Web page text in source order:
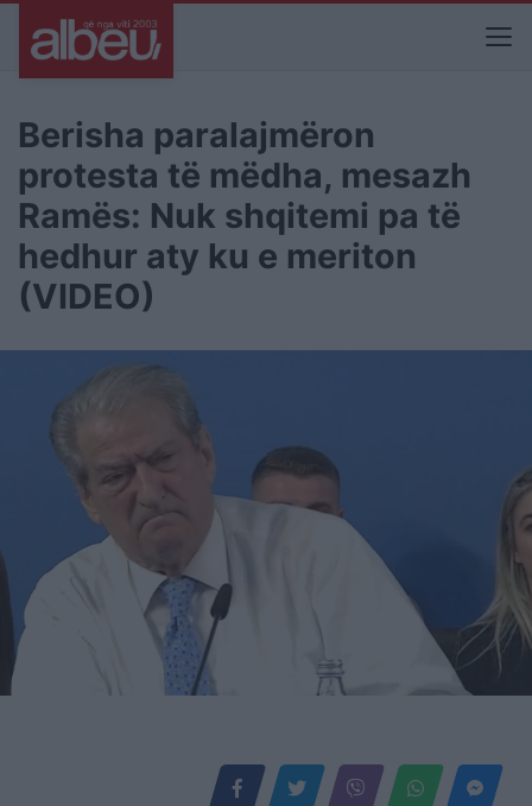
Berisha paralajmëron
protesta të mëdha, mesazh
Ramës: Nuk shqitemi pa të
hedhur aty ku e meriton
(VIDEO)